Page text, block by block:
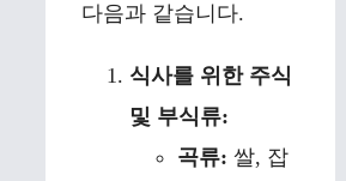
다음과 같습니다.
식사를 위한 주식
및 부식류:
곡류: 쌀, 잡